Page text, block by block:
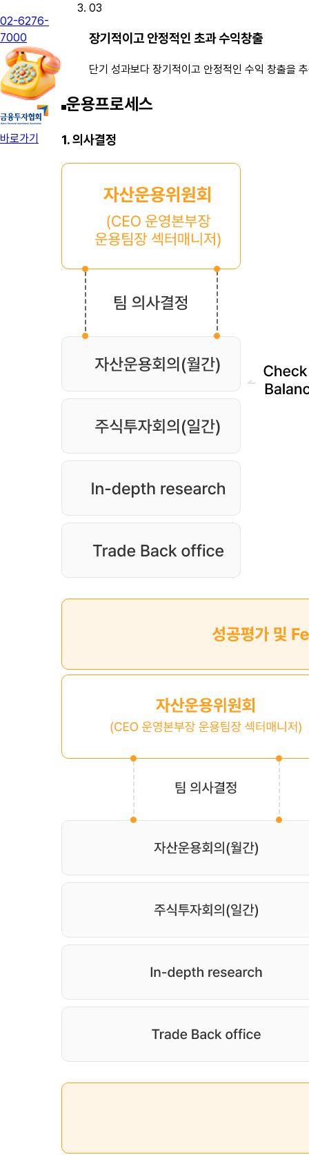
02-6276-
7000
바로가기
03
장기적이고 안정적인 초과 수익창출
단기 성과보다 장기적이고 안정적인 수익 창출을
운용프로세스
1. 의사결정